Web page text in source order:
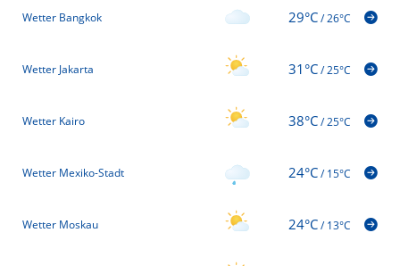
Wetter Bangkok 29°C/26°C
Wetter Jakarta 31°C/25°C
Wetter Kairo 38°C/25°C
Wetter Mexiko-Stadt 24°C/15°C
Wetter Moskau 24°C/13°C